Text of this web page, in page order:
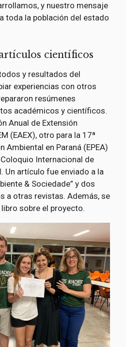
y nuestro mensaje
toda la población del estado
científicos
y resultados del
experiencias con otros
resúmenes
académicos y científicos.
Anual de Extensión
(EAEX), otro para la 17ª
Ambiental en Paraná (EPEA)
Internacional de
Un artículo fue enviado a la
& Sociedade” y dos
a otras revistas. Además, se
sobre el proyecto.